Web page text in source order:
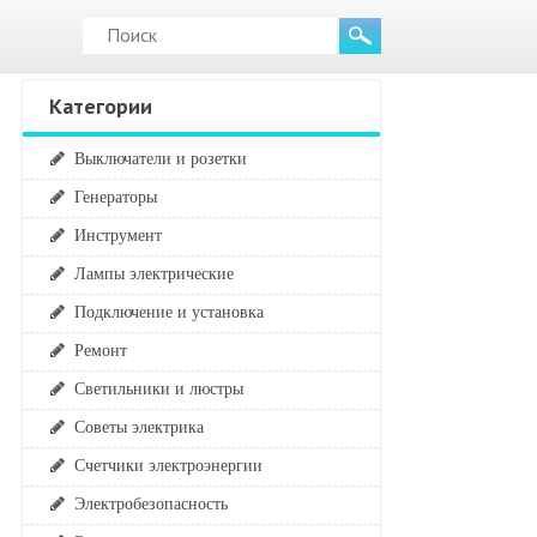
Категории
Выключатели и розетки
Генераторы
Инструмент
Лампы электрические
Подключение и установка
Ремонт
Светильники и люстры
Советы электрика
Счетчики электроэнергии
Электробезопасность